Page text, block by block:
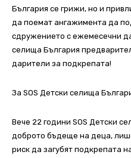
България се грижи, но и
да поемат ангажимента да
сдружението с ежемесечни
селища България
дарители за подкрепата!
За SOS Детски селища
Вече 22 години SOS Детски
доброто бъдеще на деца,
риск да загубят подкрепата